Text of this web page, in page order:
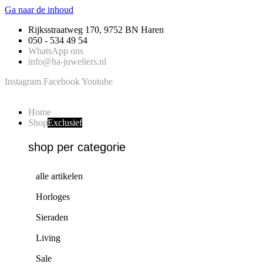
Ga naar de inhoud
Rijksstraatweg 170, 9752 BN Haren
050 - 534 49 54
WhatsApp ons
info@ha-juweliers.nl
Instagram Facebook Youtube
Home
ShopExclusief
shop per categorie
alle artikelen
Horloges
Sieraden
Living
Sale